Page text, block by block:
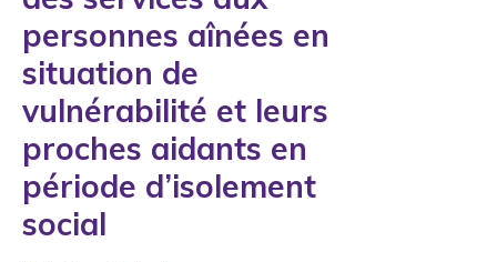
personnes aînées en
situation de
vulnérabilité et leurs
proches aidants en
période d’isolement
social